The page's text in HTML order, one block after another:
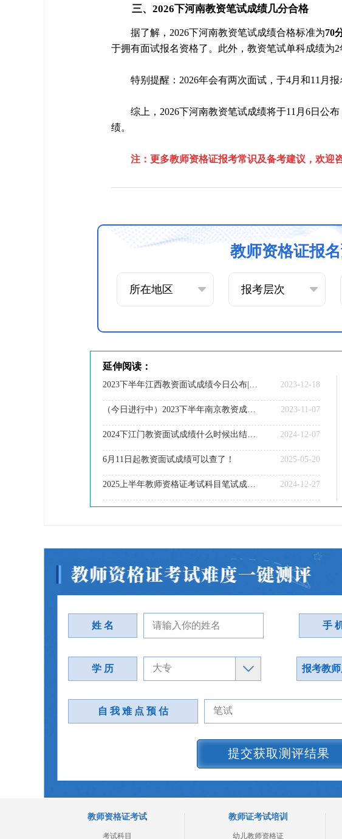
三、2026下河南教资笔试成绩几分合格
据了解，2026下河南教资笔试成绩合格标准为70
于拥有面试报名资格了。此外，教资笔试单科成绩为2
特别提醒：2026年会有两次面试，于4月和11月报
综上，2026下河南教资笔试成绩将于11月6日公
绩。
注：更多教师资格证报考常识及备考建议，欢迎
教师资格证报
延伸阅读：
2023-12-18
2023-11-07
2024-12-07
6月11日起教资面试成绩可以查了！ 2025-05-20
2024-12-27
姓 名 手
学 历 报考教
自 我 难 点 预 估
提交获取测评结果
教师资格证考试
考试科目
教师证考试培训
幼儿教师资格证